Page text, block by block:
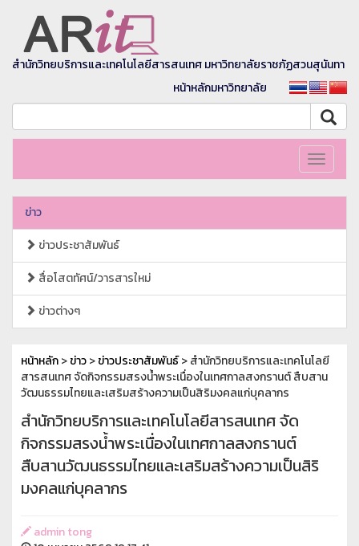
สำนักวิทยบริการและเทคโนโลยีสารสนเทศ มหาวิทยาลัยราชภัฏสวนสุนันทา
หน้าหลักมหาวิทยาลัย
Toggle
ข่าว
ข่าวประชาสัมพันธ์
สื่อโสตทัศน์/วารสารใหม่
ข่าวต่างๆ
หน้าหลัก>ข่าว>ข่าวประชาสัมพันธ์> สำนักวิทยบริการและเทคโนโลยี
สารสนเทศ จัดกิจกรรมสรงน้ำพระเนื่องในเทศกาลสงกรานต์ สืบสาน
วัฒนธรรมไทยและเสริมสร้างความเป็นสิริมงคลแก่บุคลากร
สำนักวิทยบริการและเทคโนโลยีสารสนเทศ จัด
กิจกรรมสรงน้ำพระเนื่องในเทศกาลสงกรานต์
สืบสานวัฒนธรรมไทยและเสริมสร้างความเป็นสิริ
มงคลแก่บุคลากร
admin tong